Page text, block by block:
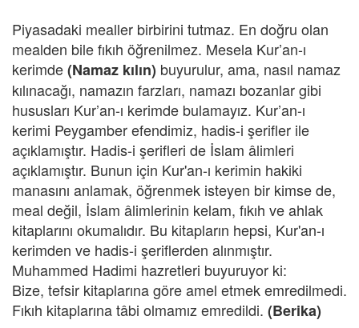
Piyasadaki mealler birbirini tutmaz. En doğru olan
mealden bile fıkıh öğrenilmez. Mesela Kur’an-ı
kerimde(Namaz kılın) buyurulur, ama, nasıl namaz
kılınacağı, namazın farzları, namazı bozanlar gibi
hususları Kur’an-ı kerimde bulamayız. Kur’an-ı
kerimi Peygamber efendimiz, hadis-i şerifler ile
açıklamıştır. Hadis-i şerifleri de İslam âlimleri
açıklamıştır. Bunun için Kur'an-ı kerimin hakiki
manasını anlamak, öğrenmek isteyen bir kimse de,
meal değil, İslam âlimlerinin kelam, fıkıh ve ahlak
kitaplarını okumalıdır. Bu kitapların hepsi, Kur'an-ı
kerimden ve hadis-i şeriflerden alınmıştır.
Muhammed Hadimi hazretleri buyuruyor ki:
Bize, tefsir kitaplarına göre amel etmek emredilmedi.
Fıkıh kitaplarına tâbi olmamız emredildi. (Berika)